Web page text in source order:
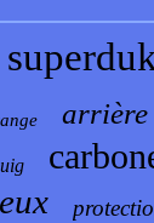
arrière